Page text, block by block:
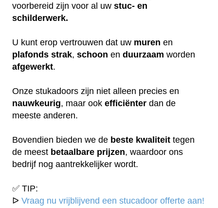
voorbereid zijn voor al uw stuc- en
schilderwerk.
U kunt erop vertrouwen dat uw muren en
plafonds strak, schoon en duurzaam worden
afgewerkt.
Onze stukadoors zijn niet alleen precies en
nauwkeurig, maar ook efficiënter dan de
meeste anderen.
Bovendien bieden we de beste kwaliteit tegen
de meest betaalbare prijzen, waardoor ons
bedrijf nog aantrekkelijker wordt.
✅ TIP:
ᐅ Vraag nu vrijblijvend een stucadoor offerte aan!